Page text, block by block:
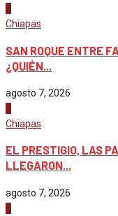
Chiapas
SAN ROQUE ENTRE
¿QUIÉN...
agosto 7, 2026
Chiapas
EL PRESTIGIO, LAS
LLEGARON...
agosto 7, 2026